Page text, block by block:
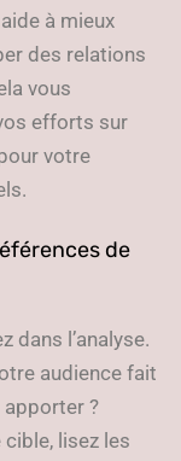
à mieux
des relations
vous
efforts sur
votre
de
dans l’analyse.
audience fait
apporter ?
lisez les